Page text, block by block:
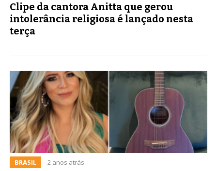
Clipe da cantora Anitta que gerou
intolerância religiosa é lançado nesta
terça
BRASIL 2 anos atrás